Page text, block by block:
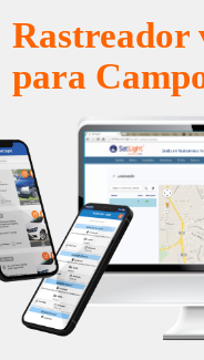
Rastreador
para